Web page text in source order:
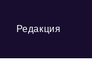
Редакция